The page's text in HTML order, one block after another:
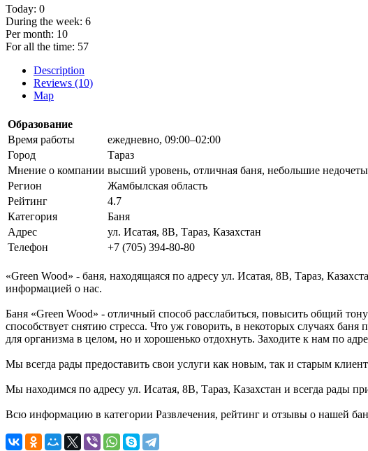
Today: 0
During the week: 6
Per month: 10
For all the time: 57
Description
Reviews (10)
Map
Образование
Время работы
ежедневно, 09:00–02:00
Город
Тараз
Мнение о компании высший уровень, отличная баня, небольшие
Регион
Жамбылская область
Рейтинг
4.7
Категория
Баня
Адрес
ул. Исатая, 8В, Тараз, Казахстан
Телефон
+7 (705) 394-80-80
«Green Wood» - баня, находящаяся по адресу ул. Исатая, 8В, Тараз,
информацией о нас.
Баня «Green Wood» - отличный способ расслабиться, повысить общий
способствует снятию стресса. Что уж говорить, в некоторых случаях
для организма в целом, но и хорошенько отдохнуть. Заходите к нам по
Мы всегда рады предоставить свои услуги как новым, так и старым
Мы находимся по адресу ул. Исатая, 8В, Тараз, Казахстан и всегда рады
Всю информацию в категории Развлечения, рейтинг и отзывы о нашей